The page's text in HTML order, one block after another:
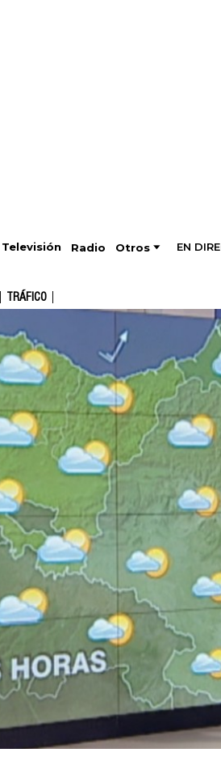
Televisión Radio Otros EN
TRÁFICO